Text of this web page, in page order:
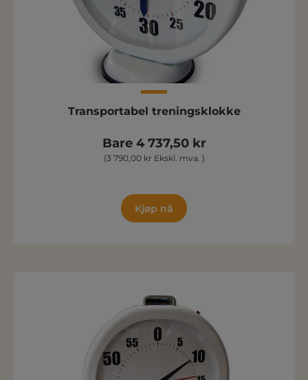
Transportabel treningsklokke
Bare 4 737,50 kr
(3 790,00 kr Ekskl. mva. )
Kjøp nå